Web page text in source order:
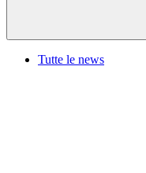
Tutte le news